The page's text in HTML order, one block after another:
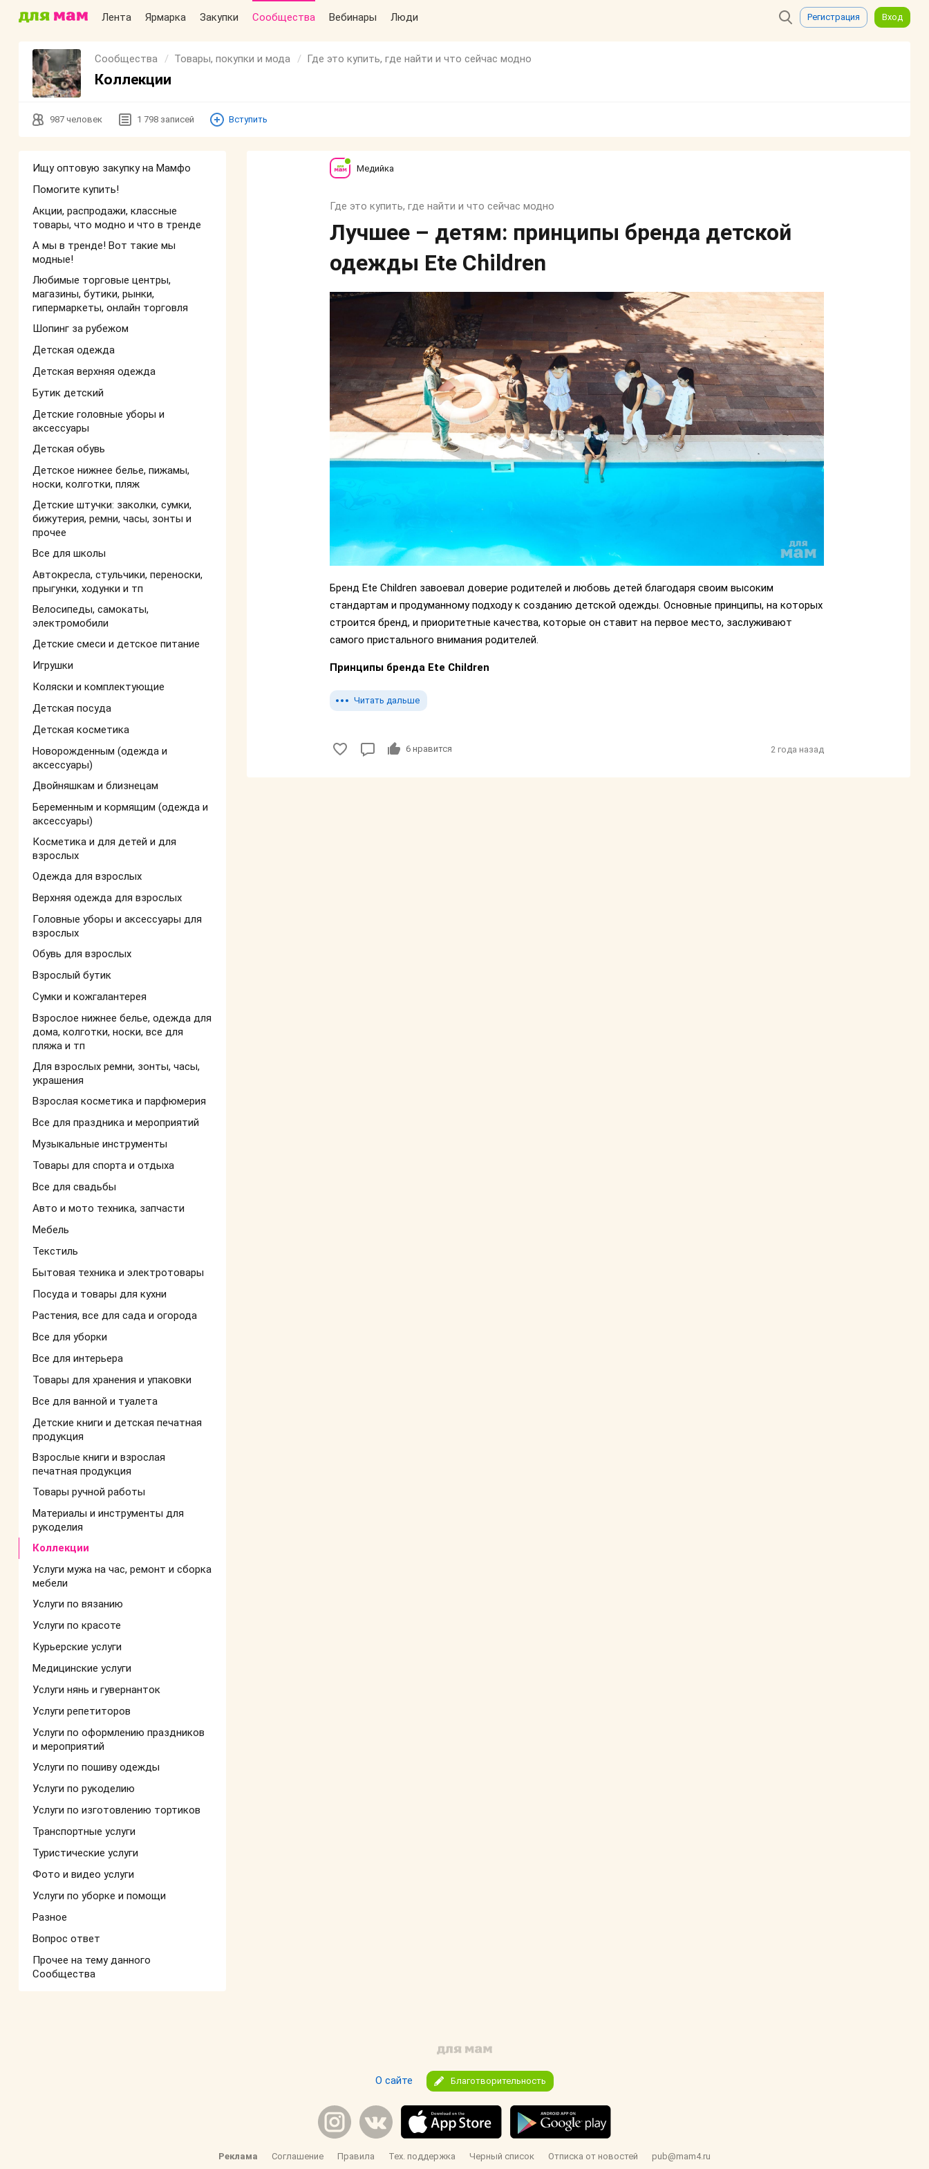
Лента Ярмарка Закупки Сообщества Вебинары Люди Регистрация Вход
Сообщества Товары, покупки и мода Где это купить, где найти и что сейчас модно
Коллекции
987 человек 1 798 записей Вступить
Ищу оптовую закупку на Мамфо
Помогите купить!
Акции, распродажи, классные
товары, что модно и что в тренде
А мы в тренде! Вот такие мы
модные!
Любимые торговые центры,
магазины, бутики, рынки,
гипермаркеты, онлайн торговля
Шопинг за рубежом
Детская одежда
Детская верхняя одежда
Бутик детский
Детские головные уборы и
аксессуары
Детская обувь
Детское нижнее белье, пижамы,
носки, колготки, пляж
Детские штучки: заколки, сумки,
бижутерия, ремни, часы, зонты и
прочее
Все для школы
Автокресла, стульчики, переноски,
прыгунки, ходунки и тп
Велосипеды, самокаты,
электромобили
Детские смеси и детское питание
Игрушки
Коляски и комплектующие
Детская посуда
Детская косметика
Новорожденным (одежда и
аксессуары)
Двойняшкам и близнецам
Беременным и кормящим (одежда и
аксессуары)
Косметика и для детей и для
взрослых
Одежда для взрослых
Верхняя одежда для взрослых
Головные уборы и аксессуары для
взрослых
Обувь для взрослых
Взрослый бутик
Сумки и кожгалантерея
Взрослое нижнее белье, одежда для
дома, колготки, носки, все для
пляжа и тп
Для взрослых ремни, зонты, часы,
украшения
Взрослая косметика и парфюмерия
Все для праздника и мероприятий
Музыкальные инструменты
Товары для спорта и отдыха
Все для свадьбы
Авто и мото техника, запчасти
Мебель
Текстиль
Бытовая техника и электротовары
Посуда и товары для кухни
Растения, все для сада и огорода
Все для уборки
Все для интерьера
Товары для хранения и упаковки
Все для ванной и туалета
Детские книги и детская печатная
продукция
Взрослые книги и взрослая
печатная продукция
Товары ручной работы
Материалы и инструменты для
рукоделия
Коллекции
Услуги мужа на час, ремонт и сборка
мебели
Услуги по вязанию
Услуги по красоте
Курьерские услуги
Медицинские услуги
Услуги нянь и гувернанток
Услуги репетиторов
Услуги по оформлению праздников
и мероприятий
Услуги по пошиву одежды
Услуги по рукоделию
Услуги по изготовлению тортиков
Транспортные услуги
Туристические услуги
Фото и видео услуги
Услуги по уборке и помощи
Разное
Вопрос ответ
Прочее на тему данного
Сообщества
Медийка
Где это купить, где найти и что сейчас модно
Лучшее – детям: принципы бренда детской
одежды Ete Children
Бренд Ete Children завоевал доверие родителей и любовь детей благодаря своим высоким
стандартам и продуманному подходу к созданию детской одежды. Основные принципы, на которых
строится бренд, и приоритетные качества, которые он ставит на первое место, заслуживают
самого пристального внимания родителей.
Принципы бренда Ete Children
Читать дальше
6 нравится 2 года назад
О сайте Благотворительность
Реклама Соглашение Правила Тех. поддержка Черный список Отписка от новостей pub@mam4.ru